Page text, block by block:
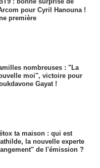
: bonne surprise de
pour Cyril Hanouna !
première
nombreuses : "La
moi", victoire pour
Gayat !
ta maison : qui est
la nouvelle experte
de l'émission ?